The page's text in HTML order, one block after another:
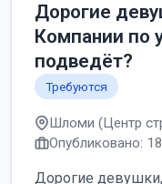
Дорогие
Компании по
подведёт?
Требуются
Шломи (Центр
Опубликовано:
Дорогие